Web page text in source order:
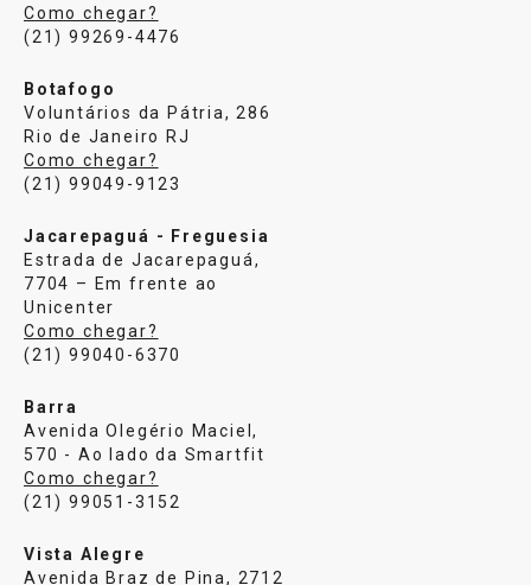
Como chegar?
(21) 99269-4476
Botafogo
Voluntários da Pátria, 286
Rio de Janeiro RJ
Como chegar?
(21) 99049-9123
Jacarepaguá - Freguesia
Estrada de Jacarepaguá,
7704 – Em frente ao
Unicenter
Como chegar?
(21) 99040-6370
Barra
Avenida Olegério Maciel,
570 - Ao lado da Smartfit
Como chegar?
(21) 99051-3152
Vista Alegre
Avenida Braz de Pina, 2712